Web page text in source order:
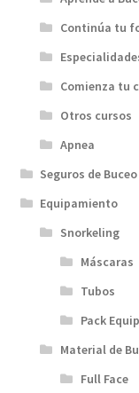
Continúa tu
Comienza tu
Otros cursos
Apnea
Seguros de Buceo
Equipamiento
Snorkeling
Máscaras
Tubos
Pack
Material de
Full Face